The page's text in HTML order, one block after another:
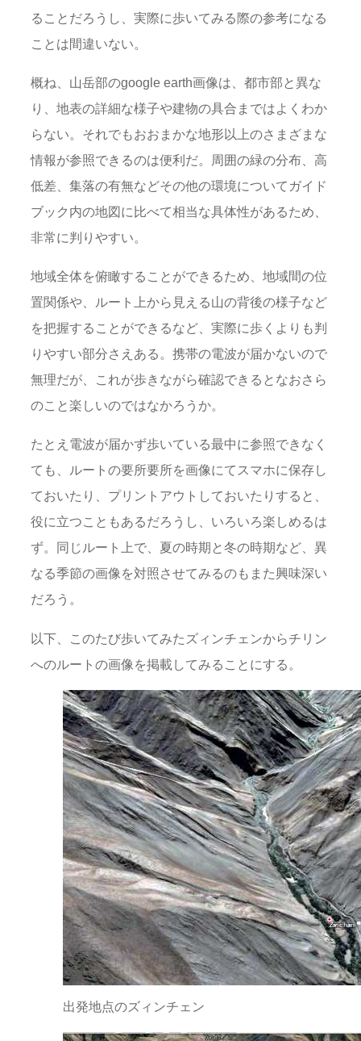
ることだろうし、実際に歩いてみる際の参考になる
ことは間違いない。
概ね、山岳部のgoogle earth画像は、都市部と異な
り、地表の詳細な様子や建物の具合まではよくわか
らない。それでもおおまかな地形以上のさまざまな
情報が参照できるのは便利だ。周囲の緑の分布、高
低差、集落の有無などその他の環境についてガイド
ブック内の地図に比べて相当な具体性があるため、
非常に判りやすい。
地域全体を俯瞰することができるため、地域間の位
置関係や、ルート上から見える山の背後の様子など
を把握することができるなど、実際に歩くよりも判
りやすい部分さえある。携帯の電波が届かないので
無理だが、これが歩きながら確認できるとなおさら
のこと楽しいのではなかろうか。
たとえ電波が届かず歩いている最中に参照できなく
ても、ルートの要所要所を画像にてスマホに保存し
ておいたり、プリントアウトしておいたりすると、
役に立つこともあるだろうし、いろいろ楽しめるは
ず。同じルート上で、夏の時期と冬の時期など、異
なる季節の画像を対照させてみるのもまた興味深い
だろう。
以下、このたび歩いてみたズィンチェンからチリン
へのルートの画像を掲載してみることにする。
出発地点のズィンチェン